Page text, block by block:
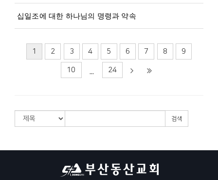
십일조에 대한 하나님의 명령과 약속
1 2 3 4 5 6 7 8 9
10 ... 24
검색